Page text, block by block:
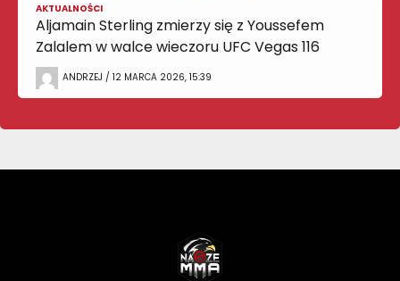
AKTUALNOŚCI
Aljamain Sterling zmierzy się z Youssefem
Zalalem w walce wieczoru UFC Vegas 116
ANDRZEJ / 12 MARCA 2026, 15:39